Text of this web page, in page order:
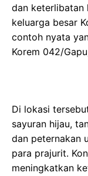
dan keterlibatan
keluarga besar
contoh nyata
Korem 042/
Di lokasi
sayuran hijau,
dan peternakan
para prajurit.
meningkatkan